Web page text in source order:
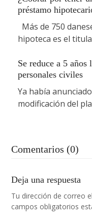
préstamo
Más de 750
hipoteca es el
Se reduce a 5
personales civiles
Ya había
modificación del
Comentarios (0)
Deja una respuesta
Tu dirección de correo
campos obligatorios